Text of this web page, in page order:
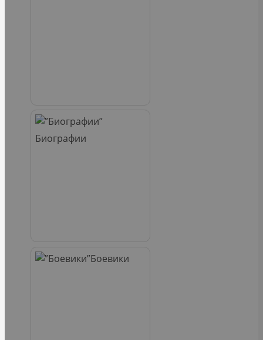
Биографии
Боевики